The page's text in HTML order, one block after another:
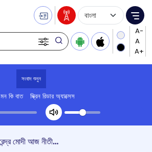
Language
সংবাদ শুনুন
মন কি বাত স্ক্রিন রিডার অ্যাক্সেস
Transcript summary
প্লে করুন অডিও
প্রধানমন্ত্রী নরেন্দ্র মোদী আজ নীতী আয়োগের একাদশ-তম গভর্নিং কাউন্সিলের বৈঠকের পৌরহিত্য করবেন।